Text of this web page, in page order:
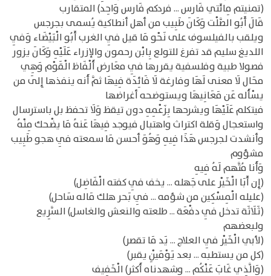
(تمنيتم مِائَتي فَارس ... فردكم فَارس وَاحِد) المتقارب
قَالَ أَبُو الصَّلْت وَكَانَ طَبِيب من أهل أنطاكية يُسمى بجرجس
ويلقب بالفيلسوف على نَحْو مَا قيل فِي الغرب أَبُو الْبَيْضَاء وَفِي
اللديغ سليم قد تفرغ للتولع بِابْن رحمون والإزراء عَلَيْهِ وَكَانَ يزور
فصولا طبية وفلسفية يقررها فِي معَارض أَلْفَاظ الْقَوْم وَهِي
محَال لَا معنى لَهَا وفارغة لَا فَائِدَة فِيهَا ثمَّ أَنه ينفذها إِلَى من
يسْأَله عَن مَعَانِيهَا ويستوضحه أغراضها
فيتكلم عَلَيْهَا ويشرحها بِزَعْمِهِ دون تيقظ وَلَا تحفظ بل باسترسال
واستعجال وَقلة اكتراث واهتبال فيوجد فِيهَا عَنهُ مَا يضْحك مِنْهُ
وأنشدت لجرجس هَذَا فِيهِ وَهُوَ أحسن مَا سمعته فِي هجو طَبِيب
مشؤوم
وَأَنا مُتَّهم لَهُ فِيهِ
(إِن أَبَا الْخَيْر على جَهله ... يخف فِي كفته الْفَاضِل)
(عليله الْمِسْكِين من شؤمه ... فِي بَحر هلك مَاله سَاحل)
(ثَلَاثَة تدخل فِي دفْعَة ... طلعته والنعش والغاسل) السَّرِيع
ولبعضهم
(لأبي الْخَيْر فِي العلاج ... يَد مَا تقصر)
(كل من يستطبه ... بعد يَوْمَيْنِ يقبر)
(وَالَّذِي غَابَ عَنْكُم ... وشهدناه أَكثر) الْخَفِيف